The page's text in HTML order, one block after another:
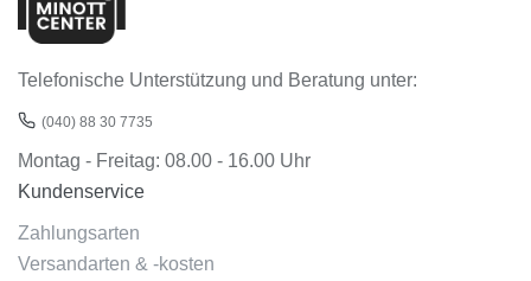
Telefonische Unterstützung und Beratung unter:
(040) 88 30 7735
Montag - Freitag: 08.00 - 16.00 Uhr
Kundenservice
Zahlungsarten
Versandarten & -kosten